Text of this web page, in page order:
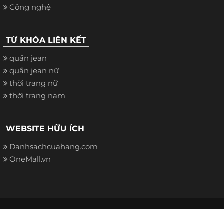
Công nghệ
TỪ KHÓA LIÊN KẾT
quần jean
quần jean nữ
thời trang nữ
thời trang nam
WEBSITE HỮU ÍCH
Danhsachcuahang.com
OneMall.vn